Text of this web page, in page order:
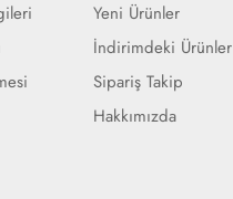
Yeni Ürünler
İndirimdeki Ürünler
Sipariş Takip
Hakkımızda